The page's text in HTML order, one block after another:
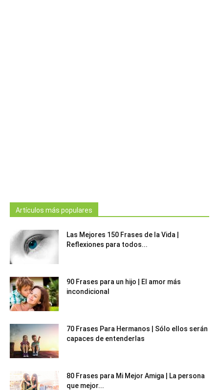
Artículos más populares
Las Mejores 150 Frases de la Vida |
Reflexiones para todos...
90 Frases para un hijo | El amor más
incondicional
70 Frases Para Hermanos | Sólo ellos serán
capaces de entenderlas
80 Frases para Mi Mejor Amiga | La persona
que mejor...